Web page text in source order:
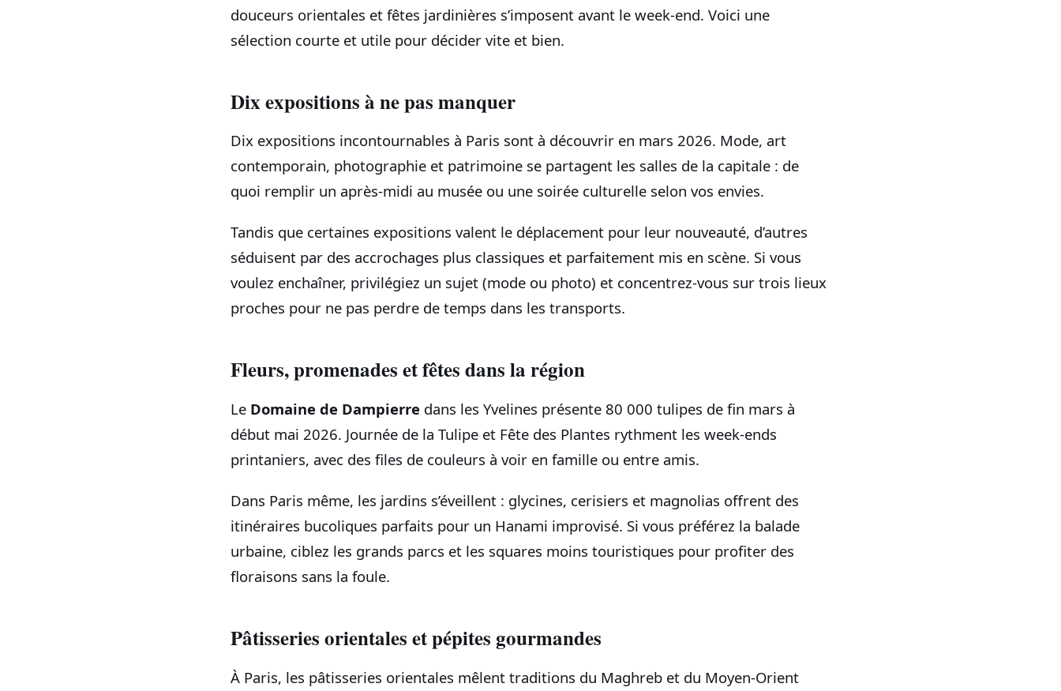
douceurs orientales et fêtes jardinières s’imposent avant le week‑end. Voici une
sélection courte et utile pour décider vite et bien.
Dix expositions à ne pas manquer
Dix expositions incontournables à Paris sont à découvrir en mars 2026. Mode, art
contemporain, photographie et patrimoine se partagent les salles de la capitale : de
quoi remplir un après‑midi au musée ou une soirée culturelle selon vos envies.
Tandis que certaines expositions valent le déplacement pour leur nouveauté, d’autres
séduisent par des accrochages plus classiques et parfaitement mis en scène. Si vous
voulez enchaîner, privilégiez un sujet (mode ou photo) et concentrez‑vous sur trois lieux
proches pour ne pas perdre de temps dans les transports.
Fleurs, promenades et fêtes dans la région
Le Domaine de Dampierre dans les Yvelines présente 80 000 tulipes de fin mars à
début mai 2026. Journée de la Tulipe et Fête des Plantes rythment les week‑ends
printaniers, avec des files de couleurs à voir en famille ou entre amis.
Dans Paris même, les jardins s’éveillent : glycines, cerisiers et magnolias offrent des
itinéraires bucoliques parfaits pour un Hanami improvisé. Si vous préférez la balade
urbaine, ciblez les grands parcs et les squares moins touristiques pour profiter des
floraisons sans la foule.
Pâtisseries orientales et pépites gourmandes
À Paris, les pâtisseries orientales mêlent traditions du Maghreb et du Moyen‑Orient